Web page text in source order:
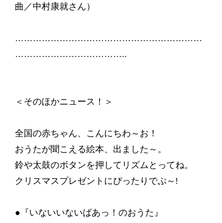
曲／中村康就さん）
………………………………………………………
………………………………..
＜そのほかニュース！＞
全国の赤ちゃん、こんにちわ～お！
おうたが聞こえる絵本、出ました～。
鈴や太鼓のボタンを押してリズムとってね。
クリスマスプレゼントにぴったりでぷ～!
●『いないいないばあっ！のおうた』